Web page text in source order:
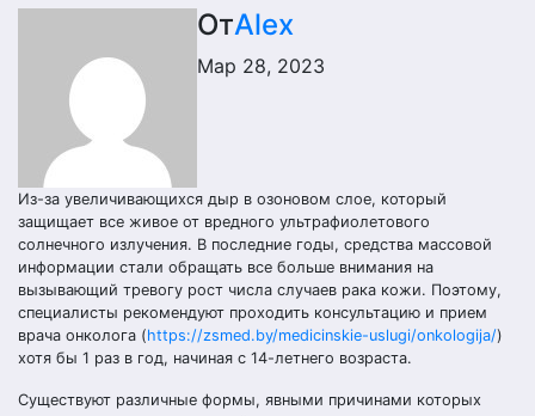
ОтAlex
Мар 28, 2023
Из-за увеличивающихся дыр в озоновом слое, который
защищает все живое от вредного ультрафиолетового
солнечного излучения. В последние годы, средства массовой
информации стали обращать все больше внимания на
вызывающий тревогу рост числа случаев рака кожи. Поэтому,
специалисты рекомендуют проходить консультацию и прием
врача онколога (https://zsmed.by/medicinskie-uslugi/onkologija/)
хотя бы 1 раз в год, начиная с 14-летнего возраста.
Существуют различные формы, явными причинами которых